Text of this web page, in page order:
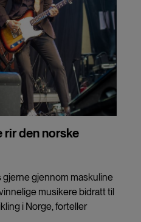
rir den norske
gjennom maskuline
musikere bidratt til
i Norge, forteller